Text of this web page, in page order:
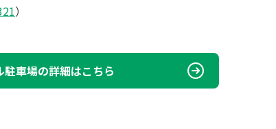
）
駐車場の詳細はこちら